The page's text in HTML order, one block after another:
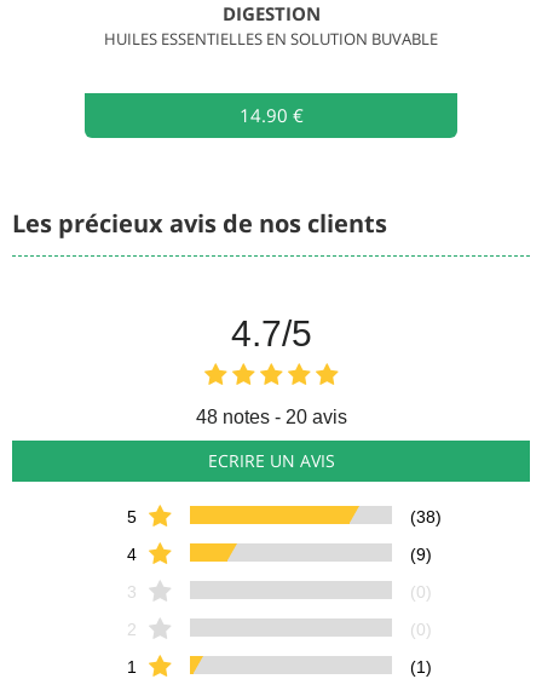
DIGESTION
HUILES ESSENTIELLES EN SOLUTION BUVABLE
14.90 €
Les précieux avis de nos clients
4.7/5
48notes - 20 avis
ECRIRE UN AVIS
5
(38)
4
(9)
3
(0)
2
(0)
1
(1)